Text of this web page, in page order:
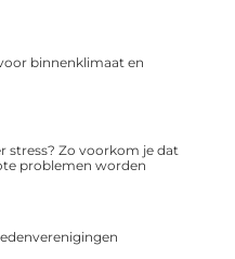
binnenklimaat en
stress? Zo voorkom je dat
problemen worden